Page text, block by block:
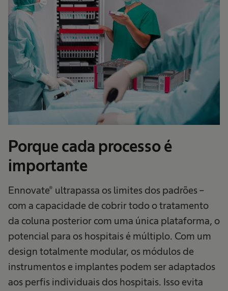
Porque cada processo é
importante
Ennovate® ultrapassa os limites dos padrões –
com a capacidade de cobrir todo o tratamento
da coluna posterior com uma única plataforma, o
potencial para os hospitais é múltiplo. Com um
design totalmente modular, os módulos de
instrumentos e implantes podem ser adaptados
aos perfis individuais dos hospitais. Isso evita